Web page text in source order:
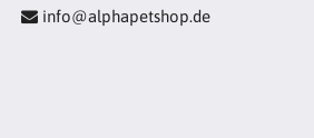
info@alphapetshop.de